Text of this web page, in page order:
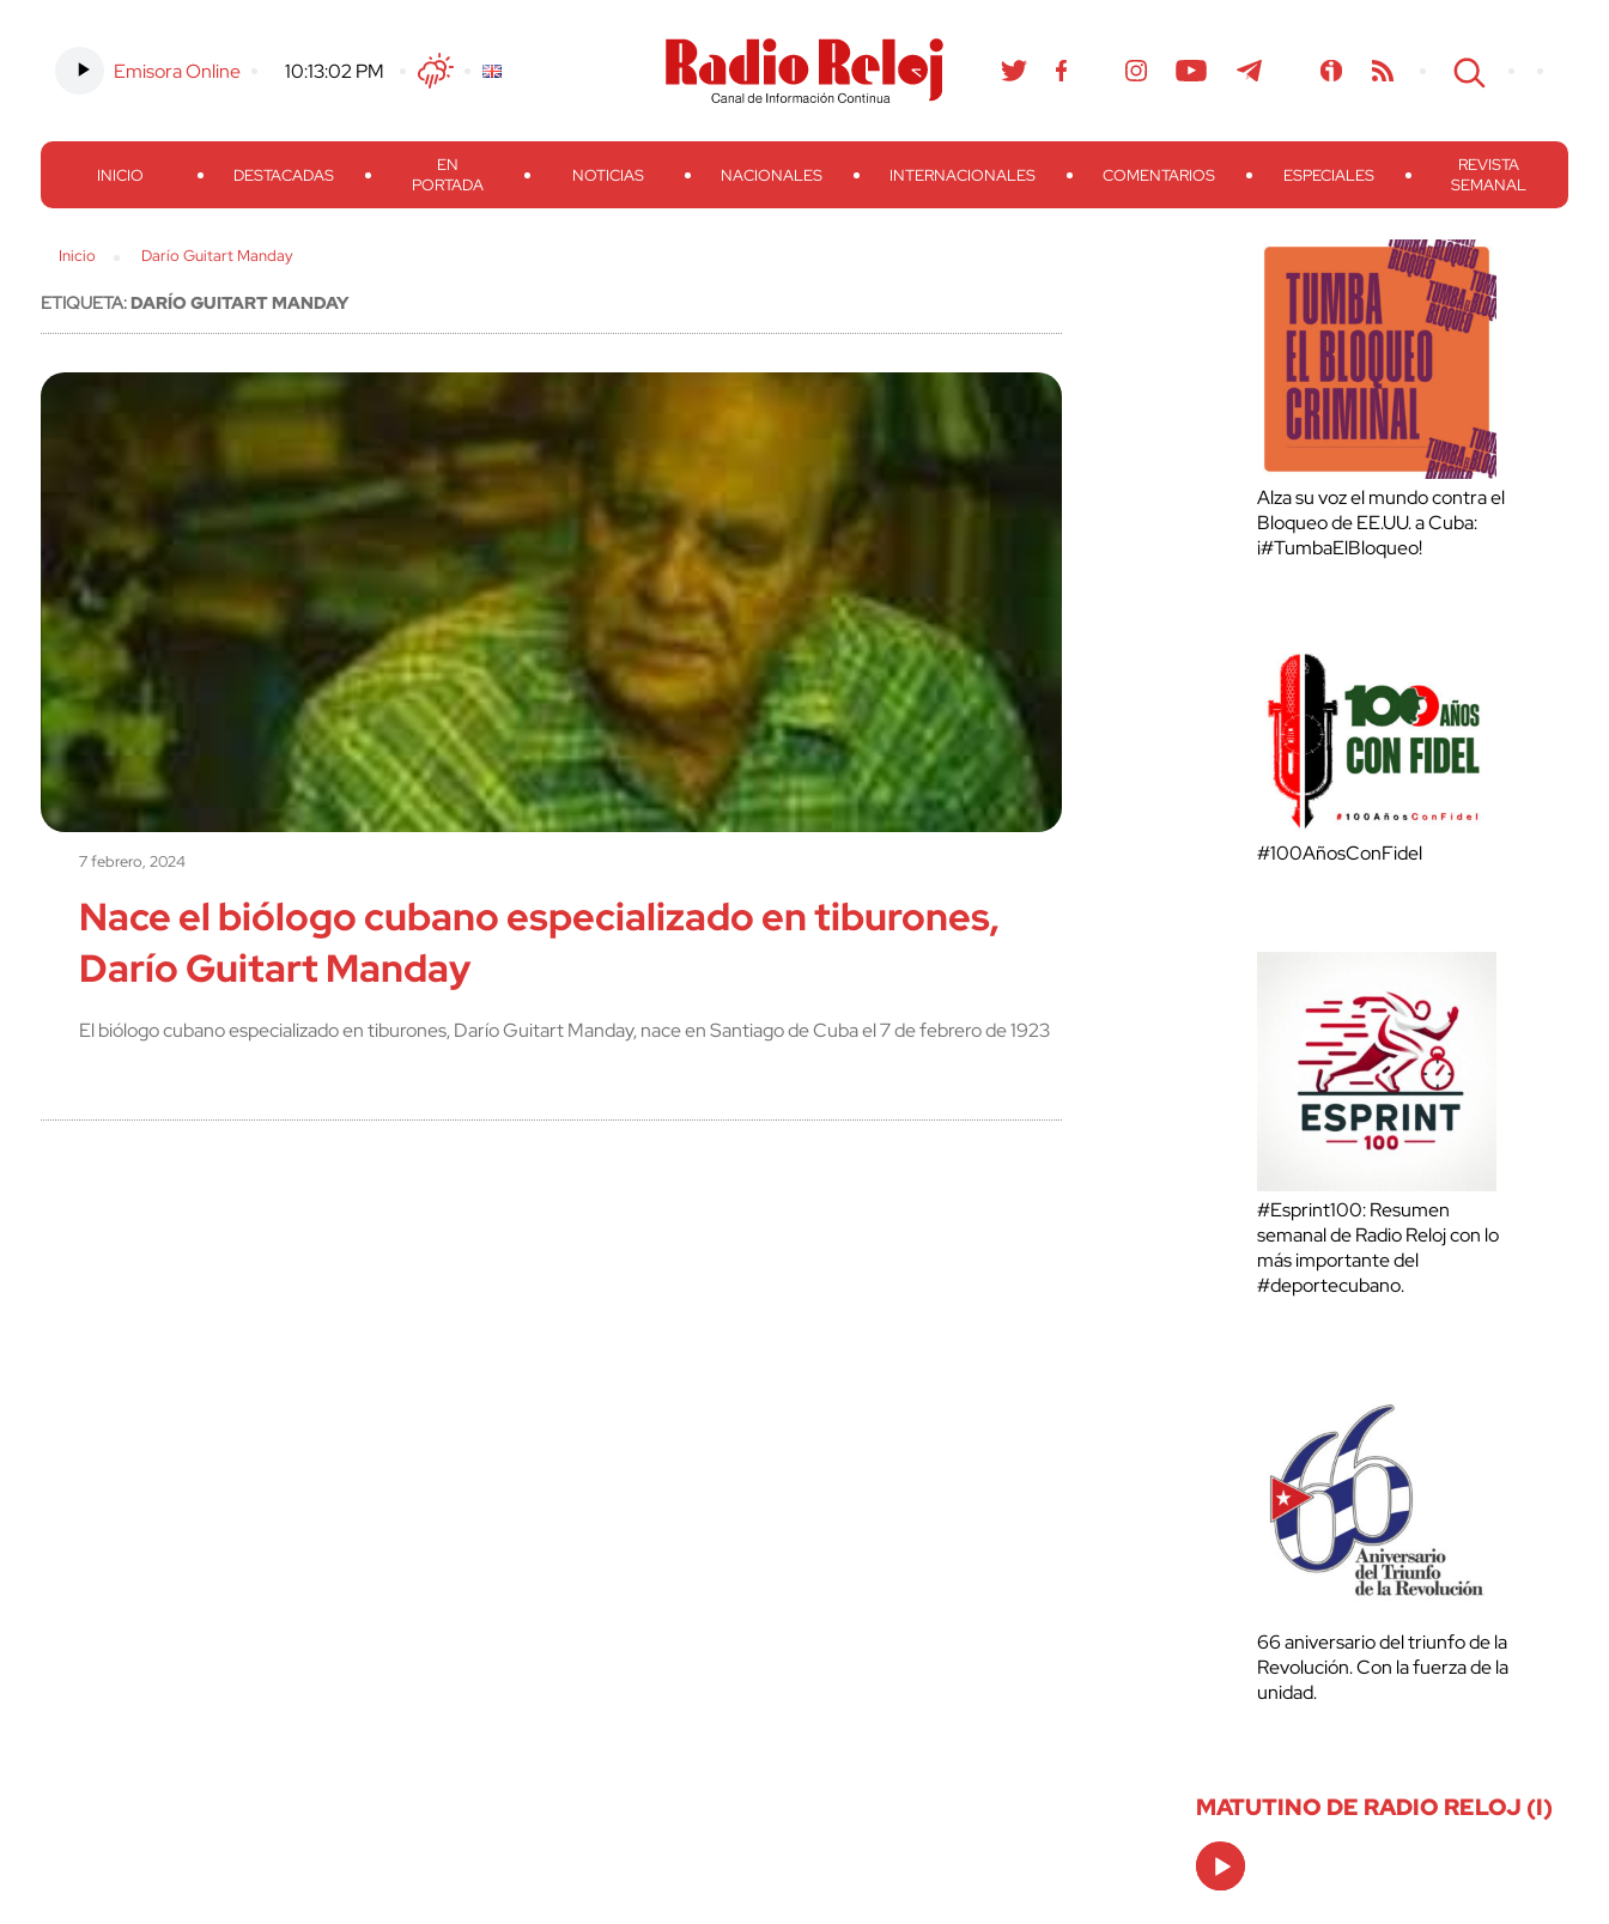
Emisora Online -10:13:03 PM TwitterFacebook
Threads
Instagram TelegramTeveo Ivoox RSS Search
INICIO DESTACADAS
EN
PORTADA
NOTICIAS NACIONALES INTERNACIONALES COMENTARIOS ESPECIALES
REVISTA
SEMANAL
Inicio Darío Guitart Manday
ETIQUETA:DARÍO GUITART MANDAY
7 febrero, 2024
Nace el biólogo cubano especializado en tiburones,
Darío Guitart Manday
El biólogo cubano especializado en tiburones, Darío Guitart Manday, nace en Santiago de Cuba el 7 de febrero de 1923
Alza su voz el mundo contra el
Bloqueo de EE.UU. a Cuba:
¡#TumbaElBloqueo!
#100AñosConFidel
#Esprint100: Resumen
semanal de Radio Reloj con lo
más importante del
#deportecubano.
66 aniversario del triunfo de la
Revolución. Con la fuerza de la
unidad.
MATUTINO DE RADIO RELOJ (I)
Audio
Player